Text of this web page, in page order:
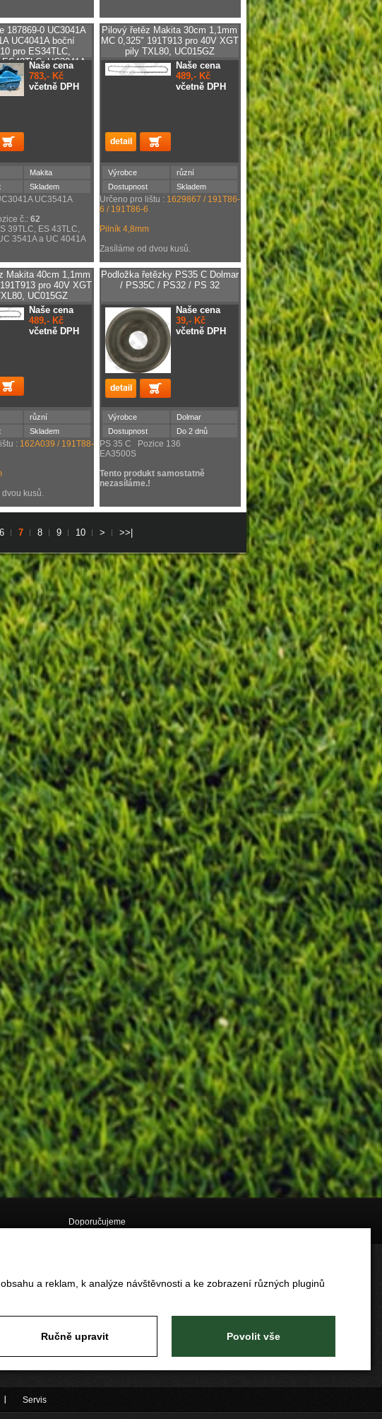
a reklam, k analýze návštěvnosti a ke zobrazení různých pluginů
Ručně upravit Povolit vše
187869-0 UC3041A
UC4041A boční
pro ES34TLC,
UC3041A,
a UC4041A
Naše cena
783,- Kč
včetně DPH
Makita
Skladem
UC3541A
č.: 62
39TLC, ES 43TLC,
3541A a UC 4041A
Pilový řetěz Makita 30cm 1,1mm
MC 0,325" 191T913 pro 40V XGT
pily TXL80, UC015GZ
Naše cena
489,- Kč
včetně DPH
Výrobce
různí
Dostupnost
Skladem
Určeno pro lištu : 1629867 / 191T86-
6 / 191T86-6
Pilník 4,8mm
Zasíláme od dvou kusů.
Makita 40cm 1,1mm
pro 40V XGT
UC015GZ
Naše cena
489,- Kč
včetně DPH
různí
Skladem
: 162A039 / 191T88-
kusů.
Podložka řetězky PS35 C Dolmar
/ PS35C / PS32 / PS 32
Naše cena
39,- Kč
včetně DPH
Výrobce
Dolmar
Dostupnost
Do 2 dnů
PS 35 C Pozice 136
EA3500S
Tento produkt samostatně
nezasíláme.!
6 7 8 9 10 > >>|
Doporučujeme
Servis